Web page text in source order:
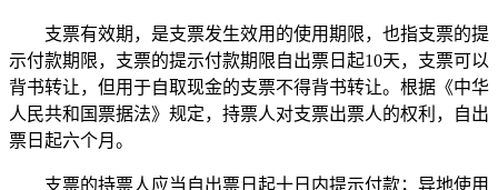
支票有效期，是支票发生效用的使用期限，也指支票的提
示付款期限，支票的提示付款期限自出票日起10天，支票可以
背书转让，但用于自取现金的支票不得背书转让。根据《中华
人民共和国票据法》规定，持票人对支票出票人的权利，自出
票日起六个月。
支票的持票人应当自出票日起十日内提示付款；异地使用